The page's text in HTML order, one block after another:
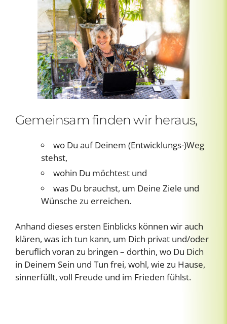
Gemeinsam finden wir heraus,
wo Du auf Deinem (Entwicklungs-)Weg
stehst,
wohin Du möchtest und
was Du brauchst, um Deine Ziele und
Wünsche zu erreichen.
Anhand dieses ersten Einblicks können wir auch
klären, was ich tun kann, um Dich privat und/oder
beruflich voran zu bringen – dorthin, wo Du Dich
in Deinem Sein und Tun frei, wohl, wie zu Hause,
sinnerfüllt, voll Freude und im Frieden fühlst.